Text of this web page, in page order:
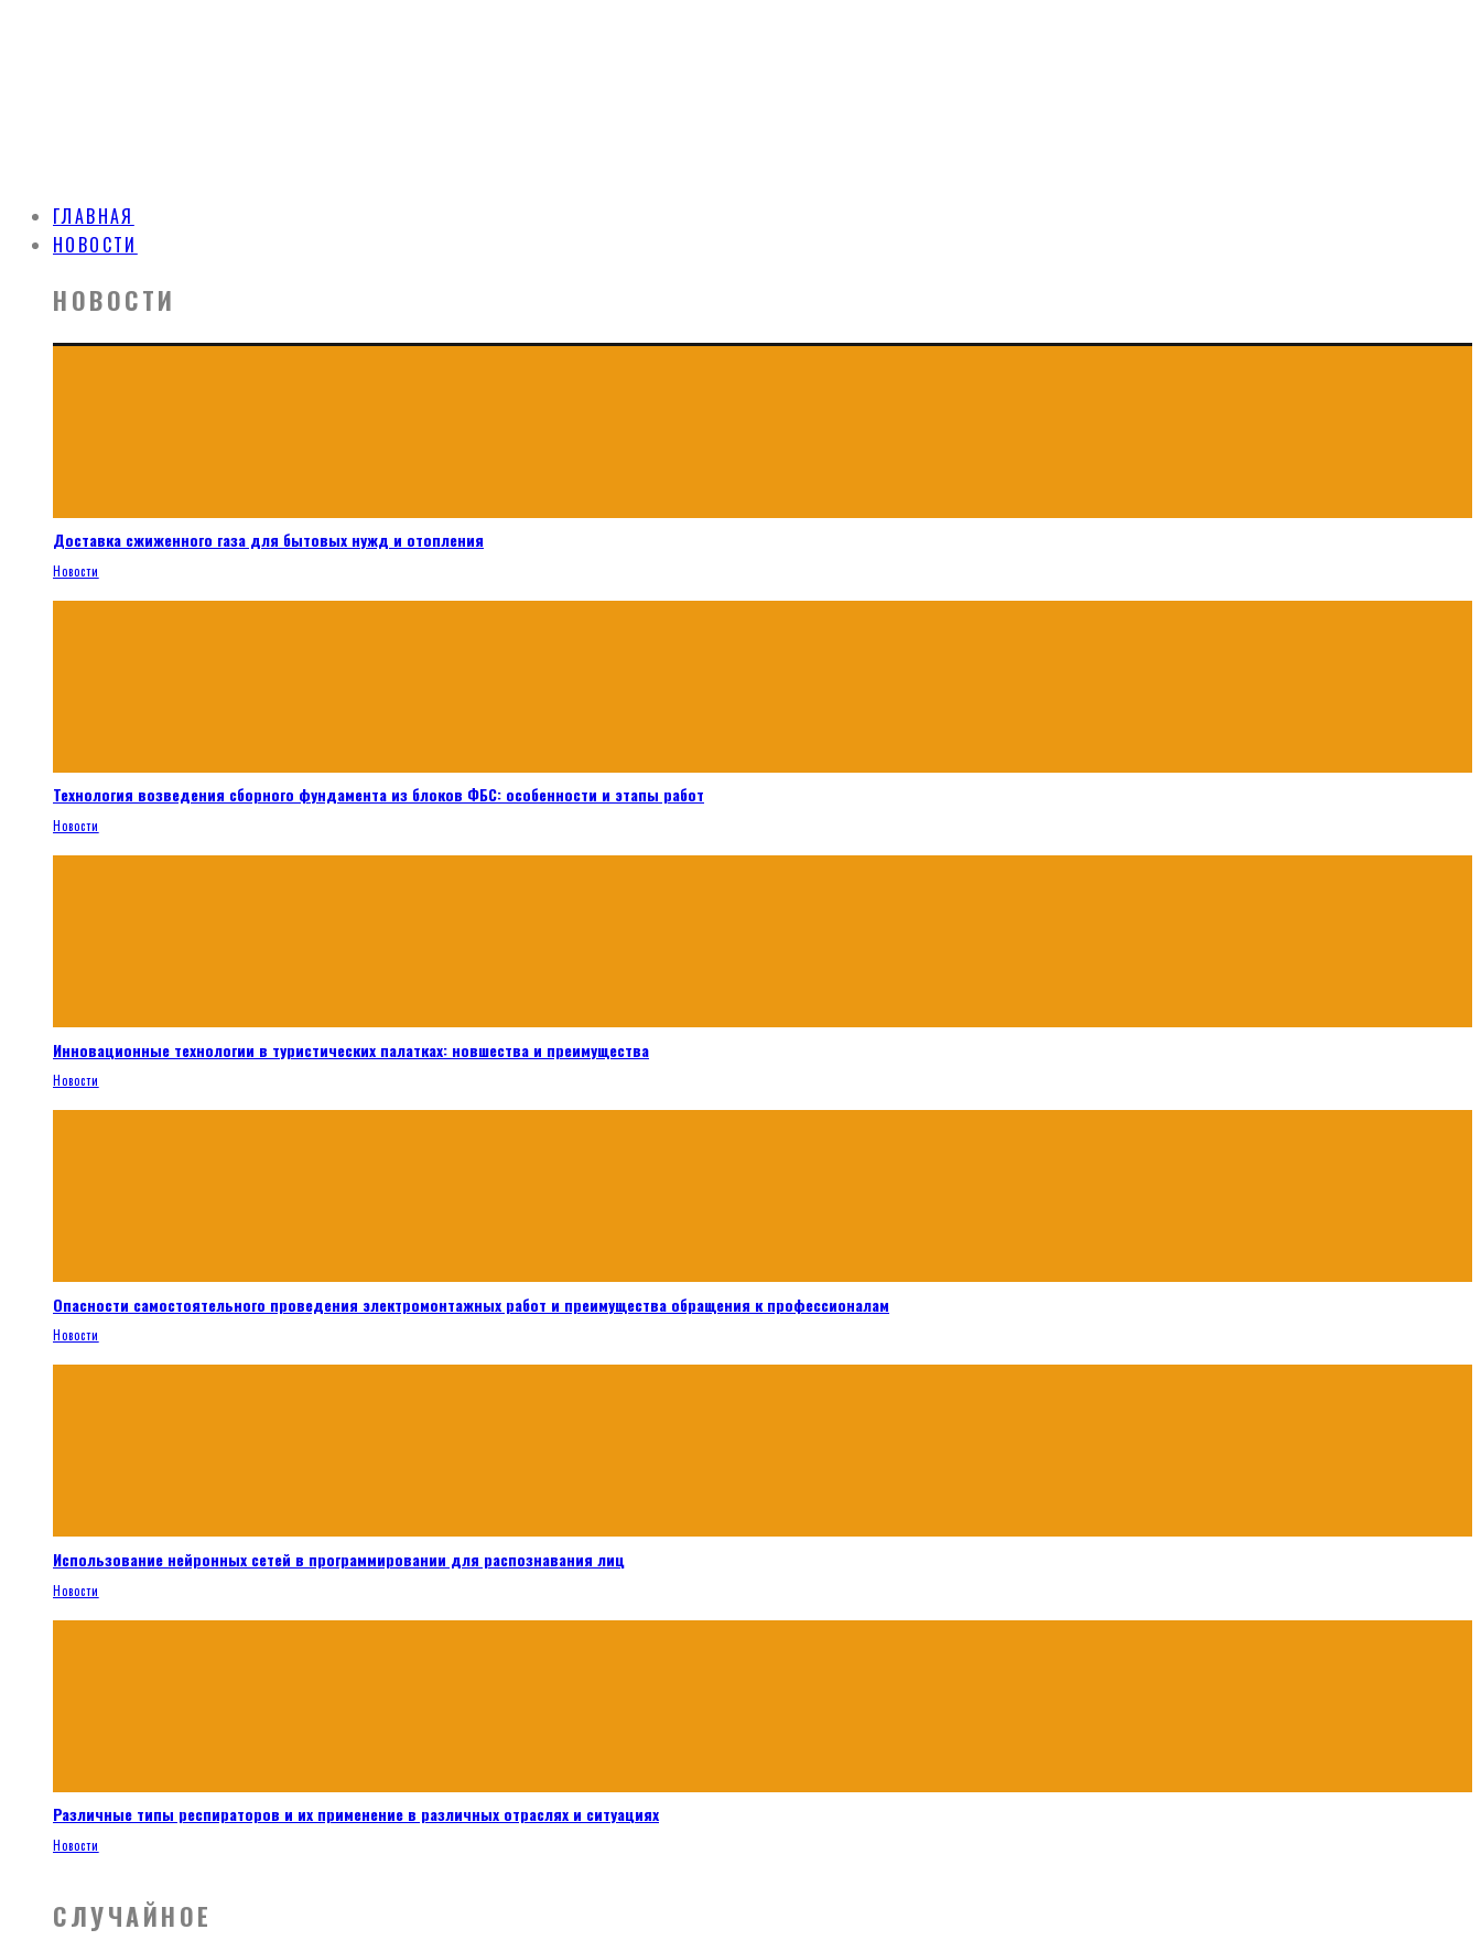
ГЛАВНАЯ
НОВОСТИ
НОВОСТИ
Доставка сжиженного газа для бытовых нужд и отопления
Новости
Технология возведения сборного фундамента из блоков ФБС: особенности и этапы работ
Новости
Инновационные технологии в туристических палатках: новшества и преимущества
Новости
Опасности самостоятельного проведения электромонтажных работ и преимущества обращения к профессионалам
Новости
Использование нейронных сетей в программировании для распознавания лиц
Новости
Различные типы респираторов и их применение в различных отраслях и ситуациях
Новости
СЛУЧАЙНОЕ